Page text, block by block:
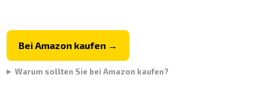
Bei Amazon kaufen →
Warum sollten Sie bei Amazon kaufen?